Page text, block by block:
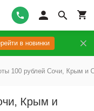
в новинки
100 рублей Сочи, Крым и
Крым и